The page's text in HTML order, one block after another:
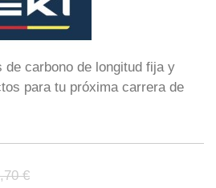
de carbono de longitud fija y
para tu próxima carrera de
€